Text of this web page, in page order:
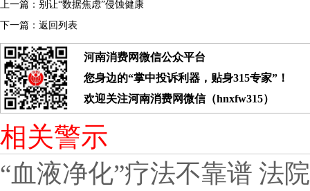
上一篇： 别让“数据焦虑”侵蚀健康
下一篇： 返回列表
河南消费网微信公众平台
您身边的“掌中投诉利器，贴身315专家”！
欢迎关注河南消费网微信（hnxfw315）
相关警示
“血液净化”疗法不靠谱 法